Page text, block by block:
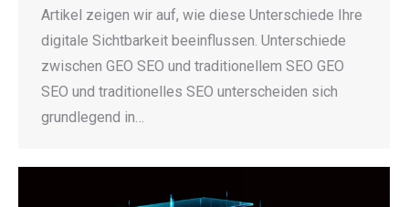
Artikel zeigen wir auf, wie diese Unterschiede Ihre
digitale Sichtbarkeit beeinflussen. Unterschiede
zwischen GEO SEO und traditionellem SEO GEO
SEO und traditionelles SEO unterscheiden sich
grundlegend in…